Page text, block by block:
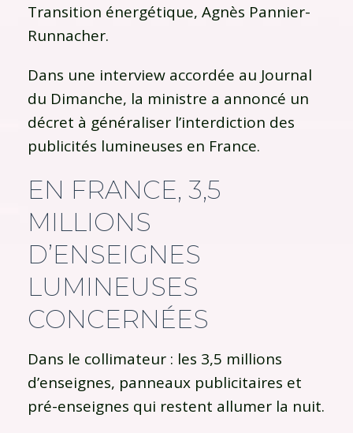
Transition énergétique, Agnès Pannier-
Runnacher.
Dans une interview accordée au Journal
du Dimanche, la ministre a annoncé un
décret à généraliser l’interdiction des
publicités lumineuses en France.
EN FRANCE, 3,5
MILLIONS
D’ENSEIGNES
LUMINEUSES
CONCERNÉES
Dans le collimateur : les 3,5 millions
d’enseignes, panneaux publicitaires et
pré-enseignes qui restent allumer la nuit.